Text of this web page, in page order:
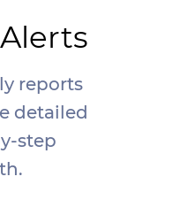
reports
detailed
step